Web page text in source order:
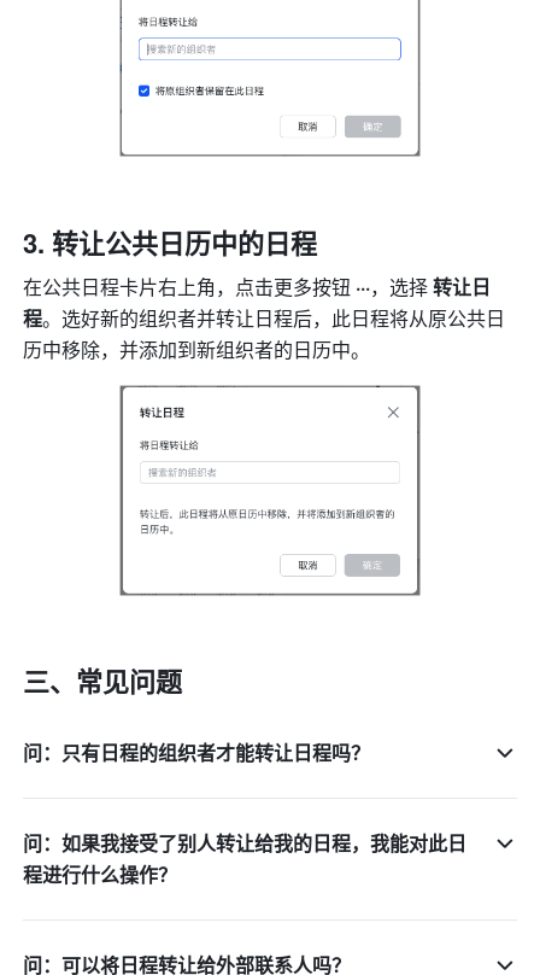
转让公共日历中的日程
在公共日程卡片右上角，点击更多按钮 ···，选择 转让日
程。选好新的组织者并转让日程后，此日程将从原公共日
历中移除，并添加到新组织者的日历中。
三、常见问题
问：只有日程的组织者才能转让日程吗？
问：如果我接受了别人转让给我的日程，我能对此日
程进行什么操作？
问：可以将日程转让给外部联系人吗？